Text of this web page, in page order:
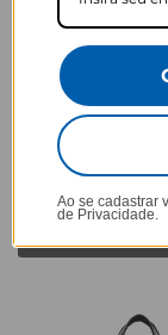
Tote Mini -
★★★12009
R$269,90
R$219,90 19%
3x de R$73,30 sem
Ao se cadastrar
de Privacidade.